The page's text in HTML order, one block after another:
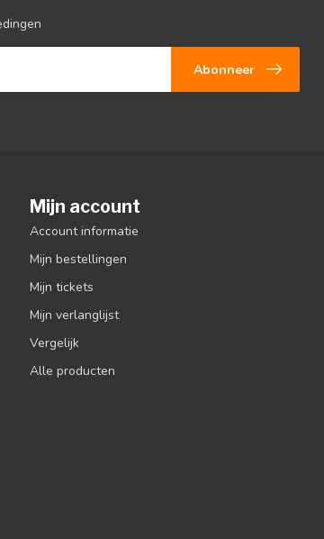
Abonneer
Mijn account
Account informatie
Mijn bestellingen
Mijn tickets
Mijn verlanglijst
Vergelijk
Alle producten